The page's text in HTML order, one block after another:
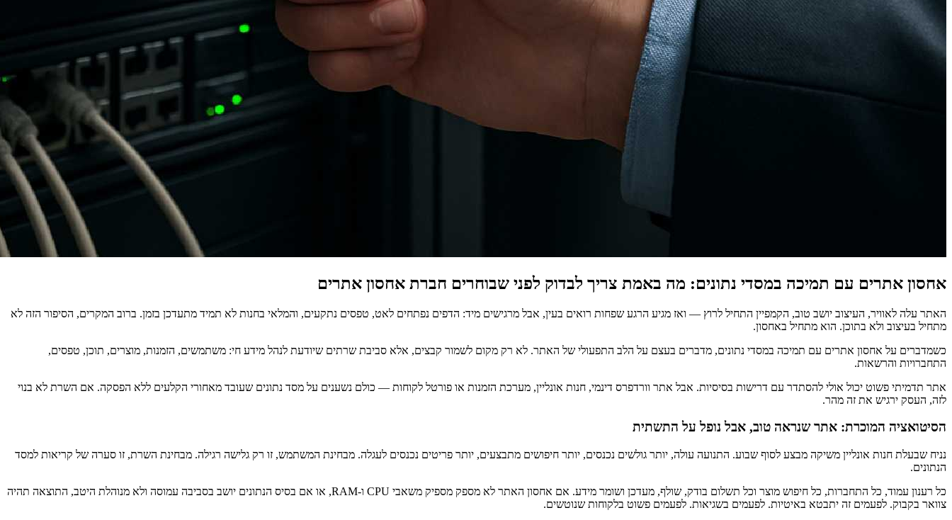
אחסון אתרים עם תמיכה במסדי נתונים: מה באמת צריך לבדוק לפני שבוחרים חברת אחסון אתרים
האתר עלה לאוויר, העיצוב יושב טוב, הקמפיין התחיל לרוץ — ואז מגיע הרגע שפחות רואים בעין, אבל מרגישים מיד: הדפים נפתחים לאט, טפסים נתקעים, והמלאי בחנות לא תמיד מתעדכן בזמן. ברוב המקרים, הסיפור הזה לא
מתחיל בעיצוב ולא בתוכן. הוא מתחיל באחסון.
כשמדברים על אחסון אתרים עם תמיכה במסדי נתונים, מדברים בעצם על הלב התפעולי של האתר. לא רק מקום לשמור קבצים, אלא סביבת שרתים שיודעת לנהל מידע חי: משתמשים, הזמנות, מוצרים, תוכן, טפסים,
התחברויות והרשאות.
אתר תדמיתי פשוט יכול אולי להסתדר עם דרישות בסיסיות. אבל אתר וורדפרס דינמי, חנות אונליין, מערכת הזמנות או פורטל לקוחות — כולם נשענים על מסד נתונים שעובד מאחורי הקלעים ללא הפסקה. אם השרת לא בנוי
לזה, העסק ירגיש את זה מהר.
הסיטואציה המוכרת: אתר שנראה טוב, אבל נופל על התשתית
נניח שבעלת חנות אונליין משיקה מבצע לסוף שבוע. התנועה עולה, יותר גולשים נכנסים, יותר חיפושים מתבצעים, יותר פריטים נכנסים לעגלה. מבחינת המשתמש, זו רק גלישה רגילה. מבחינת השרת, זו סערה של קריאות למסד
הנתונים.
כל רענון עמוד, כל התחברות, כל חיפוש מוצר וכל תשלום בודק, שולף, מעדכן ושומר מידע. אם אחסון האתר לא מספק מספיק משאבי CPU ו-RAM, או אם בסיס הנתונים יושב בסביבה עמוסה ולא מנוהלת היטב, התוצאה תהיה
צוואר בקבוק. לפעמים זה יתבטא באיטיות. לפעמים בשגיאות. לפעמים פשוט בלקוחות שנוטשים.